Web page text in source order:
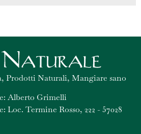
Prodotti Naturali, Mangiare sano
Alberto Grimelli
Loc. Termine Rosso, 222 - 57028